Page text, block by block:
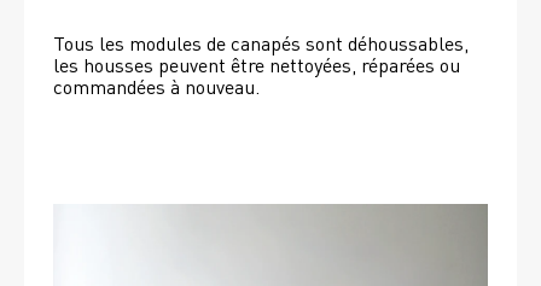
Tous les modules de canapés sont déhoussables,
les housses peuvent être nettoyées, réparées ou
commandées à nouveau.